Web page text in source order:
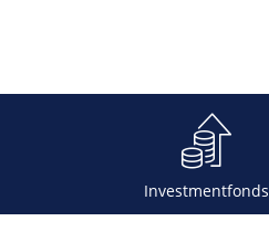
Investmentfonds